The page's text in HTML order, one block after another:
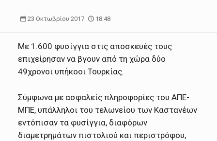
23 Οκτωβρίου 2017 18:48
Με 1.600 φυσίγγια στις αποσκευές τους
επιχείρησαν να βγουν από τη χώρα δύο
49χρονοι υπήκοοι Τουρκίας.
Σύμφωνα με ασφαλείς πληροφορίες του ΑΠΕ-
ΜΠΕ, υπάλληλοι του τελωνείου των Καστανέων
εντόπισαν τα φυσίγγια, διαφόρων
διαμετρημάτων πιστολιού και περιστρόφου,